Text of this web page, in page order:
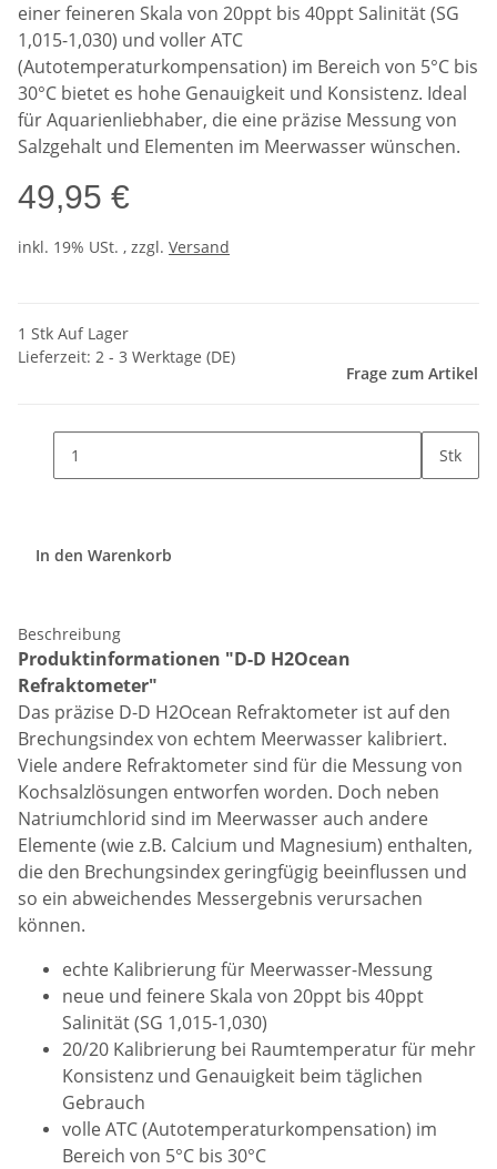
einer feineren Skala von 20ppt bis 40ppt Salinität (SG
1,015-1,030) und voller ATC
(Autotemperaturkompensation) im Bereich von 5°C bis
30°C bietet es hohe Genauigkeit und Konsistenz. Ideal
für Aquarienliebhaber, die eine präzise Messung von
Salzgehalt und Elementen im Meerwasser wünschen.
49,95 €
inkl. 19% USt. , zzgl. Versand
1 Stk Auf Lager
Lieferzeit: 2 - 3 Werktage (DE)
Frage zum Artikel
Stk
In den Warenkorb
Beschreibung
Produktinformationen "D-D H2Ocean
Refraktometer"
Das präzise D-D H2Ocean Refraktometer ist auf den
Brechungsindex von echtem Meerwasser kalibriert.
Viele andere Refraktometer sind für die Messung von
Kochsalzlösungen entworfen worden. Doch neben
Natriumchlorid sind im Meerwasser auch andere
Elemente (wie z.B. Calcium und Magnesium) enthalten,
die den Brechungsindex geringfügig beeinflussen und
so ein abweichendes Messergebnis verursachen
können.
echte Kalibrierung für Meerwasser-Messung
neue und feinere Skala von 20ppt bis 40ppt
Salinität (SG 1,015-1,030)
20/20 Kalibrierung bei Raumtemperatur für mehr
Konsistenz und Genauigkeit beim täglichen
Gebrauch
volle ATC (Autotemperaturkompensation) im
Bereich von 5°C bis 30°C